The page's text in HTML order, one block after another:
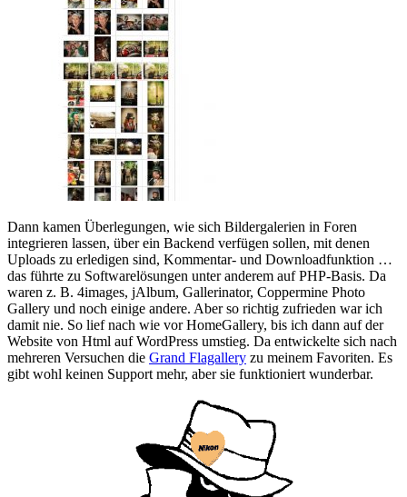
Dann kamen Überlegungen, wie sich Bildergalerien in Foren
integrieren lassen, über ein Backend verfügen sollen, mit denen
Uploads zu erledigen sind, Kommentar- und Downloadfunktion …
das führte zu Softwarelösungen unter anderem auf PHP-Basis. Da
waren z. B. 4images, jAlbum, Gallerinator, Coppermine Photo
Gallery und noch einige andere. Aber so richtig zufrieden war ich
damit nie. So lief nach wie vor HomeGallery, bis ich dann auf der
Website von Html auf WordPress umstieg. Da entwickelte sich nach
mehreren Versuchen die Grand Flagallery zu meinem Favoriten. Es
gibt wohl keinen Support mehr, aber sie funktioniert wunderbar.